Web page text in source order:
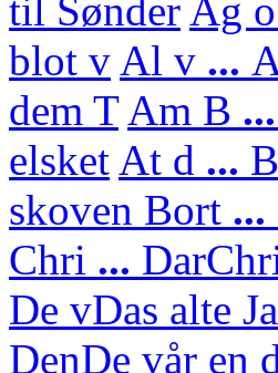
til Sønder Ag o
blot v Al v ...
dem T Am B ...
elsket At d ...
skoven Bort ...
Chri ... Dar
De vDas alte
DenDe vår en